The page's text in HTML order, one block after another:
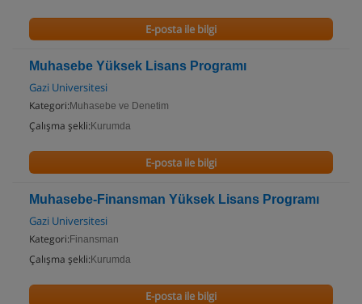
E-posta ile bilgi
Muhasebe Yüksek Lisans Programı
Gazi Universitesi
Kategori: Muhasebe ve Denetim
Çalışma şekli: Kurumda
E-posta ile bilgi
Muhasebe-Finansman Yüksek Lisans Programı
Gazi Universitesi
Kategori: Finansman
Çalışma şekli: Kurumda
E-posta ile bilgi